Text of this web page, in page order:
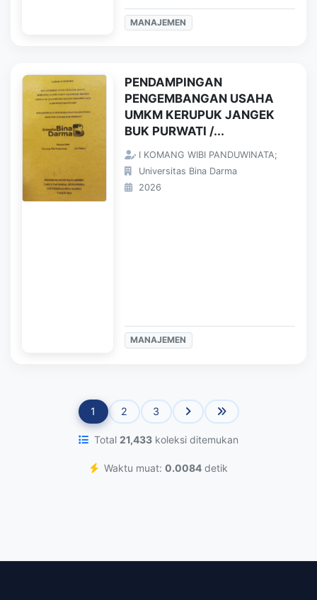
MANAJEMEN
PENDAMPINGAN
PENGEMBANGAN USAHA
UMKM KERUPUK JANGEK
BUK PURWATI /...
I KOMANG WIBI PANDUWINATA;
Universitas Bina Darma
2026
MANAJEMEN
1 2 3
Total 21,433 koleksi ditemukan
Waktu muat: 0.0084detik